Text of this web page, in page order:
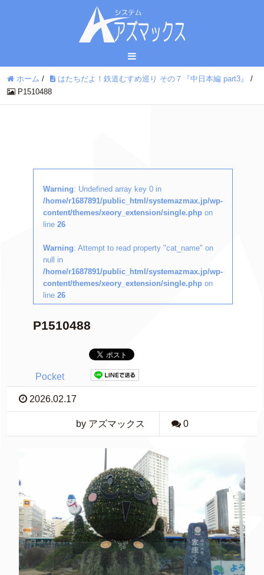
ホーム / はたちだよ！鉄道むすめ巡り その７『中日本編 part3』
/
P1510488
Warning: Undefined array key 0 in
/home/r1687891/public_html/systemazmax.jp/wp-
content/themes/xeory_extension/single.php on
line 26
Warning: Attempt to read property "cat_name" on
null in
/home/r1687891/public_html/systemazmax.jp/wp-
content/themes/xeory_extension/single.php on
line 26
P1510488
Pocket
2026.02.17
by アズマックス 0